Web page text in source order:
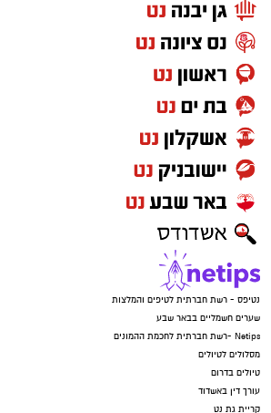
נטיפס - רשת חברתית לטיפים והמלצות
שערים חשמליים בבאר שבע
Netips -רשת חברתית לחכמת ההמונים
מסלולים לטיולים
טיולים בדרום
עורך דין באשדוד
קריית גת נט